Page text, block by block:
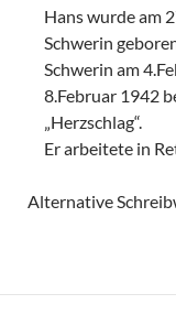
Hans wurde am
Schwerin
Schwerin am
8.Februar 1942
„Herzschlag“.
Er arbeitete in
Alternative